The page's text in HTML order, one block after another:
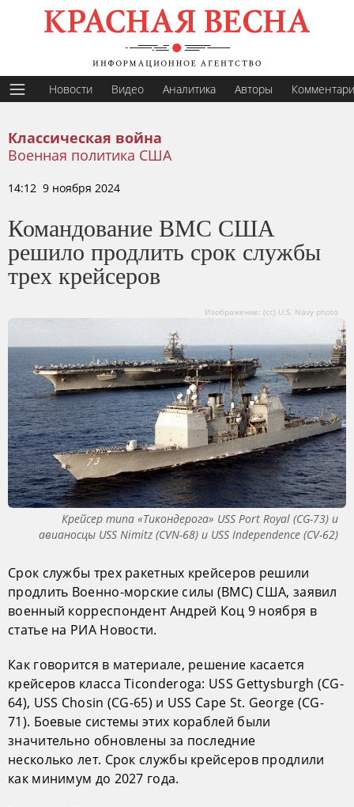
Новости Видео Аналитика Авторы
Классическая война
Военная политика США
14:12 9 ноября 2024
Командование ВМС США
решило продлить срок службы
трех крейсеров
Изображение: (сс) U.S. Navy photo
Крейсер типа «Тикондерога» USS Port Royal (CG-73) и
авианосцы USS Nimitz (CVN-68) и USS Independence (CV-62)
Срок службы трех ракетных крейсеров решили
продлить Военно-морские силы (ВМС) США, заявил
военный корреспондент Андрей Коц 9 ноября в
статье на РИА Новости.
Как говорится в материале, решение касается
крейсеров класса Ticonderoga: USS Gettysburgh (CG-
64), USS Chosin (CG-65) и USS Cape St. George (CG-
71). Боевые системы этих кораблей были
значительно обновлены за последние
несколько лет. Срок службы крейсеров продлили
как минимум до 2027 года.